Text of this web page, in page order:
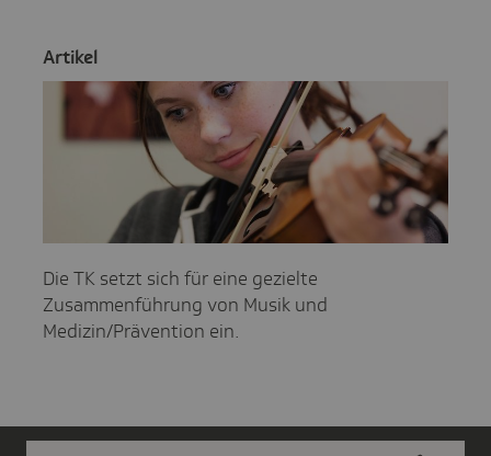
Artikel
Die TK setzt sich für eine gezielte
Zusammenführung von Musik und
Medizin/Prävention ein.